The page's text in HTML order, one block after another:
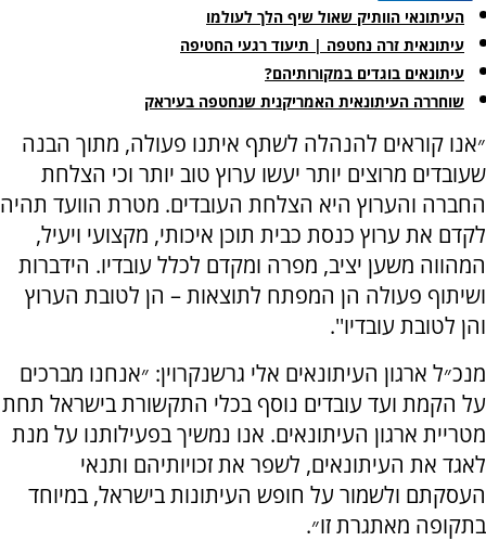
העיתונאי הוותיק שאול שיף הלך לעולמו
עיתונאית זרה נחטפה | תיעוד רגעי החטיפה
עיתונאים בוגדים במקורותיהם?
שוחררה העיתונאית האמריקנית שנחטפה בעיראק
״אנו קוראים להנהלה לשתף איתנו פעולה, מתוך הבנה
שעובדים מרוצים יותר יעשו ערוץ טוב יותר וכי הצלחת
החברה והערוץ היא הצלחת העובדים. מטרת הוועד תהיה
לקדם את ערוץ כנסת כבית תוכן איכותי, מקצועי ויעיל,
המהווה משען יציב, מפרה ומקדם לכלל עובדיו. הידברות
ושיתוף פעולה הן המפתח לתוצאות – הן לטובת הערוץ
והן לטובת עובדיו''.
מנכ״ל ארגון העיתונאים אלי גרשנקרוין: ״אנחנו מברכים
על הקמת ועד עובדים נוסף בכלי התקשורת בישראל תחת
מטריית ארגון העיתונאים. אנו נמשיך בפעילותנו על מנת
לאגד את העיתונאים, לשפר את זכויותיהם ותנאי
העסקתם ולשמור על חופש העיתונות בישראל, במיוחד
בתקופה מאתגרת זו״.